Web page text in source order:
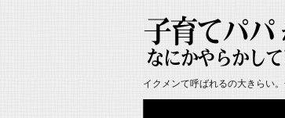
イクメンて呼ばれるの大きらい